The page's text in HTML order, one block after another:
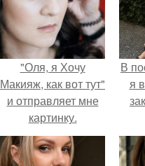
"Оля, я Хочу
Макияж, как вот тут"
и отправляет мне
картинку.
В
я